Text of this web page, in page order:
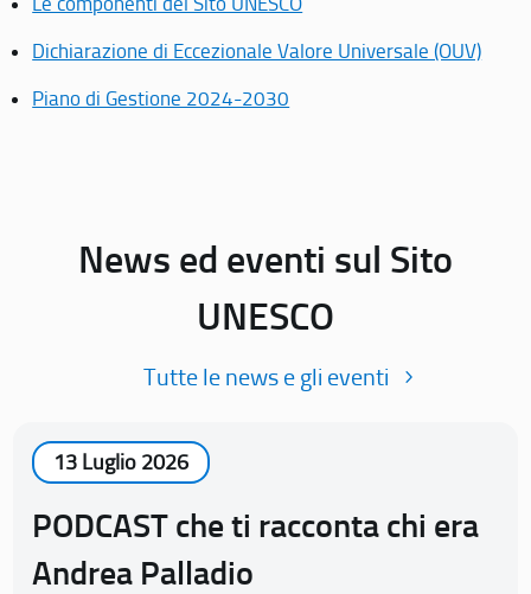
Dichiarazione di Eccezionale Valore Universale (OUV)
Piano di Gestione 2024-2030
News ed eventi sul Sito
UNESCO
Tutte le news e gli eventi
13 Luglio 2026
PODCAST che ti racconta chi era
Andrea Palladio